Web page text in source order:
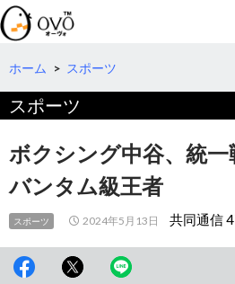
検
索
コ
テ
へ
動
ホーム > スポーツ
スポーツ
ボクシング中谷、統
バンタム級王者
スポーツ 2024年5月13日 共同通信